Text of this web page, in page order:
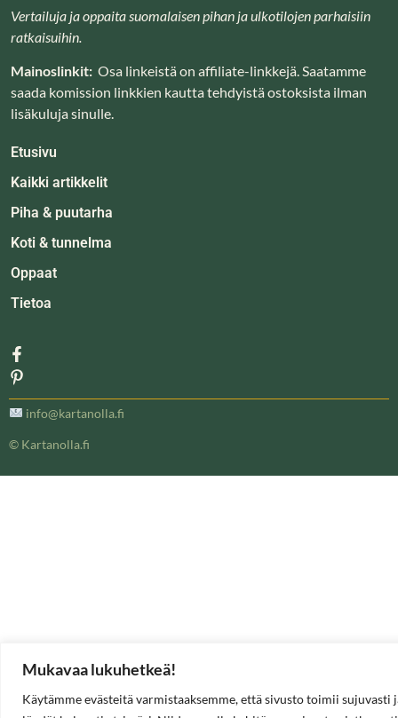
Mukavaa lukuhetkeä!
Käytämme evästeitä varmistaaksemme, että sivusto toimii sujuvasti
Vertailuja ja oppaita suomalaisen pihan ja ulkotilojen parhaisiin
ratkaisuihin.
Mainoslinkit: Osa linkeistä on affiliate-linkkejä. Saatamme
saada komission linkkien kautta tehdyistä ostoksista ilman
lisäkuluja sinulle.
Etusivu
Kaikki artikkelit
Piha & puutarha
Koti & tunnelma
Oppaat
Tietoa
info@kartanolla.fi
© Kartanolla.fi